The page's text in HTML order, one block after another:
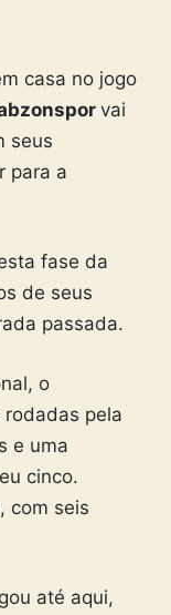
casa no jogo
vai
seus
para a
fase da
de seus
passada.
o
pela
e uma
cinco.
com seis
até aqui,